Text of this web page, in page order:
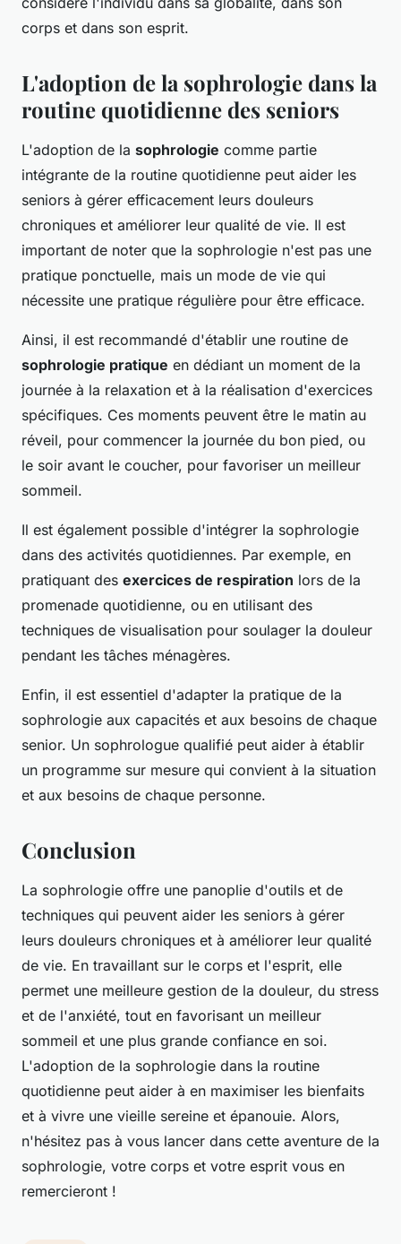
corps et dans son esprit.
L'adoption de la sophrologie dans la
routine quotidienne des seniors
L'adoption de la sophrologie comme partie
intégrante de la routine quotidienne peut aider les
seniors à gérer efficacement leurs douleurs
chroniques et améliorer leur qualité de vie. Il est
important de noter que la sophrologie n'est pas une
pratique ponctuelle, mais un mode de vie qui
nécessite une pratique régulière pour être efficace.
Ainsi, il est recommandé d'établir une routine de
sophrologie pratique en dédiant un moment de la
journée à la relaxation et à la réalisation d'exercices
spécifiques. Ces moments peuvent être le matin au
réveil, pour commencer la journée du bon pied, ou
le soir avant le coucher, pour favoriser un meilleur
sommeil.
Il est également possible d'intégrer la sophrologie
dans des activités quotidiennes. Par exemple, en
pratiquant des exercices de respiration lors de la
promenade quotidienne, ou en utilisant des
techniques de visualisation pour soulager la douleur
pendant les tâches ménagères.
Enfin, il est essentiel d'adapter la pratique de la
sophrologie aux capacités et aux besoins de chaque
senior. Un sophrologue qualifié peut aider à établir
un programme sur mesure qui convient à la situation
et aux besoins de chaque personne.
Conclusion
La sophrologie offre une panoplie d'outils et de
techniques qui peuvent aider les seniors à gérer
leurs douleurs chroniques et à améliorer leur qualité
de vie. En travaillant sur le corps et l'esprit, elle
permet une meilleure gestion de la douleur, du stress
et de l'anxiété, tout en favorisant un meilleur
sommeil et une plus grande confiance en soi.
L'adoption de la sophrologie dans la routine
quotidienne peut aider à en maximiser les bienfaits
et à vivre une vieille sereine et épanouie. Alors,
n'hésitez pas à vous lancer dans cette aventure de la
sophrologie, votre corps et votre esprit vous en
remercieront !